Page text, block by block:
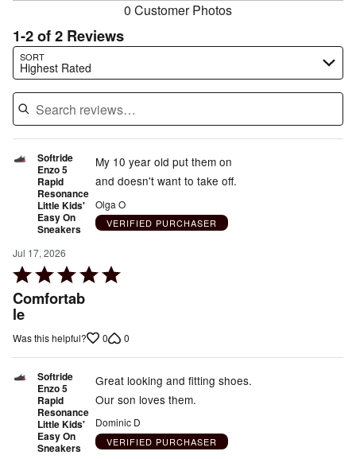
0 Customer Photos
1-2 of 2 Reviews
SORT
Highest Rated
Search reviews…
Softride
Enzo 5
Rapid
Resonance
Little Kids'
Easy On
Sneakers
Jul 17, 2026
Rated
5
out
Comfortab
le
My 10 year old put them on
and doesn't want to take off.
Olga O
VERIFIED PURCHASER
Was this helpful? 0 0
Softride
Enzo 5
Rapid
Resonance
Little Kids'
Easy On
Sneakers
Great looking and fitting shoes.
Our son loves them.
Dominic D
VERIFIED PURCHASER